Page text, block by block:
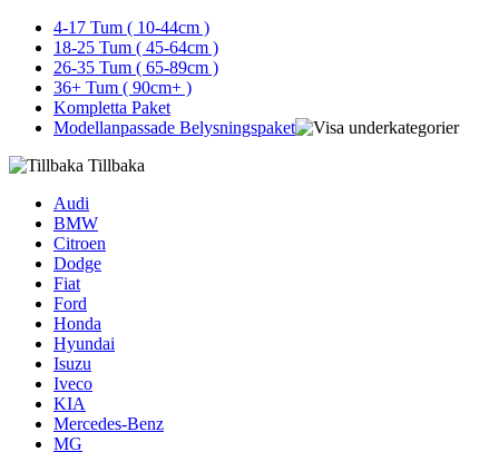
4-17 Tum ( 10-44cm )
18-25 Tum ( 45-64cm )
26-35 Tum ( 65-89cm )
36+ Tum ( 90cm+ )
Kompletta Paket
Modellanpassade Belysningspaket
Tillbaka
Audi
BMW
Citroen
Dodge
Fiat
Ford
Honda
Hyundai
Isuzu
Iveco
KIA
Mercedes-Benz
MG